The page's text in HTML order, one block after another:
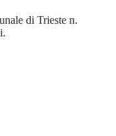
di Trieste n.